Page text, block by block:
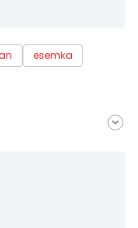
esemka